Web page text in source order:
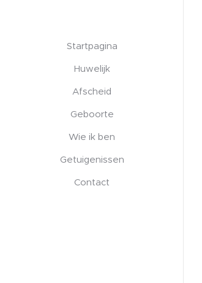
Startpagina
Huwelijk
Afscheid
Geboorte
Wie ik ben
Getuigenissen
Contact